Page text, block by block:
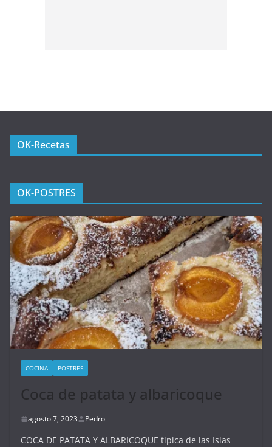
OK-Recetas
OK-POSTRES
COCINA POSTRES
Coca de patata y albaricoque
agosto 7, 2023 Pedro
COCA DE PATATA Y ALBARICOQUE típica de las Islas